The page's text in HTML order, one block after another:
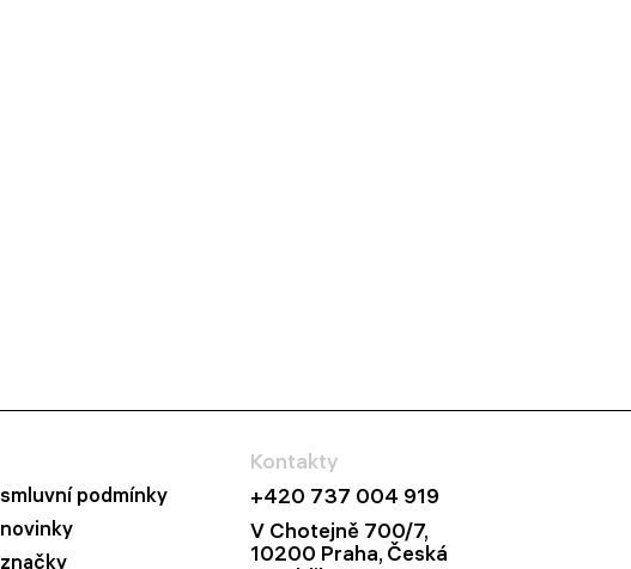
smluvní podmínky
novinky
značky
Kontakty
+420 737 004 919
V Chotejně 700/7,
10200 Praha, Česká